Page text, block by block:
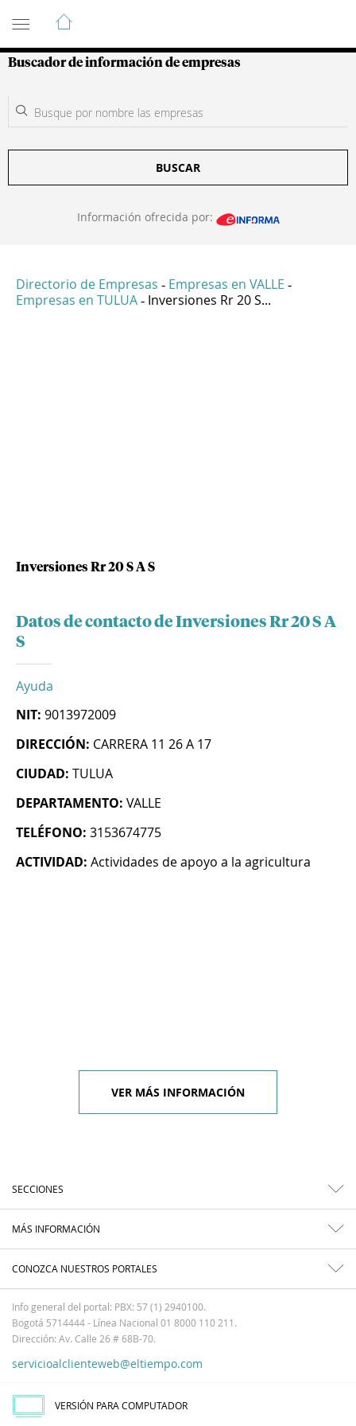
Guía de Empresas Colombianas
Buscador de información de empresas
BUSCAR
Información ofrecida por:
Directorio de Empresas - Empresas en VALLE -
Empresas en TULUA - Inversiones Rr 20 S...
Inversiones Rr 20 S A S
Datos de contacto de Inversiones Rr 20 S A
S
Ayuda
NIT: 9013972009
DIRECCIÓN: CARRERA 11 26 A 17
CIUDAD: TULUA
DEPARTAMENTO: VALLE
TELÉFONO: 3153674775
ACTIVIDAD: Actividades de apoyo a la agricultura
VER MÁS INFORMACIÓN
SECCIONES
MÁS INFORMACIÓN
CONOZCA NUESTROS PORTALES
Info general del portal: PBX: 57 (1) 2940100.
Bogotá 5714444 - Línea Nacional 01 8000 110 211.
Dirección: Av. Calle 26 # 68B-70.
servicioalclienteweb@eltiempo.com
VERSIÓN PARA COMPUTADOR